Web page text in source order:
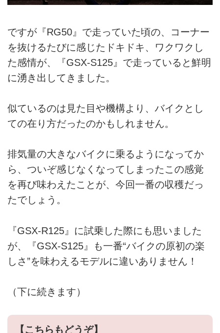
ですが『RG50』で走っていた頃の、コーナー
を抜けるたびに感じたドキドキ、ワクワクし
た感情が、『GSX-S125』で走っていると鮮明
に湧き出してきました。
似ているのは見た目や機構より、バイクとし
ての在り方だったのかもしれません。
排気量の大きなバイクに乗るようになってか
ら、ついぞ感じなくなってしまったこの感覚
を再び味わえたことが、今回一番の収穫だっ
たでしょう。
『GSX-R125』に試乗した際にも思いました
が、『GSX-S125』も一番“バイクの原初の楽
しさ”を味わえるモデルに違いありません！
（下に続きます）
【こちらもどうぞ】